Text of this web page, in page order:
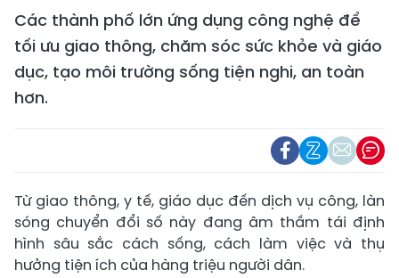
Các thành phố lớn ứng dụng công nghệ để
tối ưu giao thông, chăm sóc sức khỏe và giáo
dục, tạo môi trường sống tiện nghi, an toàn
hơn.
Từ giao thông, y tế, giáo dục đến dịch vụ công, làn
sóng chuyển đổi số này đang âm thầm tái định
hình sâu sắc cách sống, cách làm việc và thụ
hưởng tiện ích của hàng triệu người dân.